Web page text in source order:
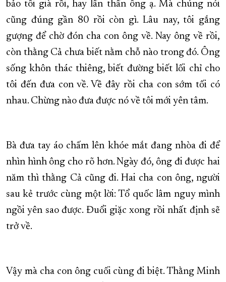
bảo tôi già rồi, hay lẩn thẩn ông ạ. Mà chúng nói
cũng đúng gần 80 rồi còn gì. Lâu nay, tôi gắng
gượng để chờ đón cha con ông về. Nay ông về rồi,
còn thằng Cả chưa biết nằm chỗ nào trong đó. Ông
sống khôn thác thiêng, biết đường biết lối chỉ cho
tôi đến đưa con về. Về đây rồi cha con sớm tối có
nhau. Chừng nào đưa được nó về tôi mới yên tâm.
Bà đưa tay áo chấm lên khóe mắt đang nhòa đi để
nhìn hình ông cho rõ hơn. Ngày đó, ông đi được hai
năm thì thằng Cả cũng đi. Hai cha con ông, người
sau kẻ trước cùng một lời: Tổ quốc lâm nguy mình
ngồi yên sao được. Đuổi giặc xong rồi nhất định sẽ
trở về.
Vậy mà cha con ông cuối cùng đi biệt. Thằng Minh